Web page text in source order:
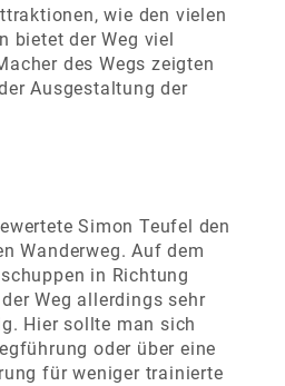
wie den vielen
bietet der Weg viel
des Wegs zeigten
Ausgestaltung der
Simon Teufel den
Wanderweg. Auf dem
in Richtung
Weg allerdings sehr
Hier sollte man sich
oder über eine
für weniger trainierte